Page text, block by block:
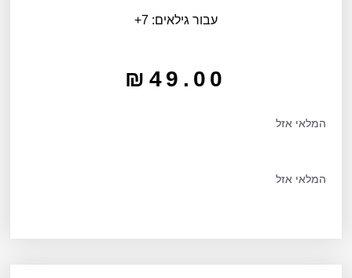
עבור גילאים: 7+
₪ 49.00
המלאי אזל
המלאי אזל